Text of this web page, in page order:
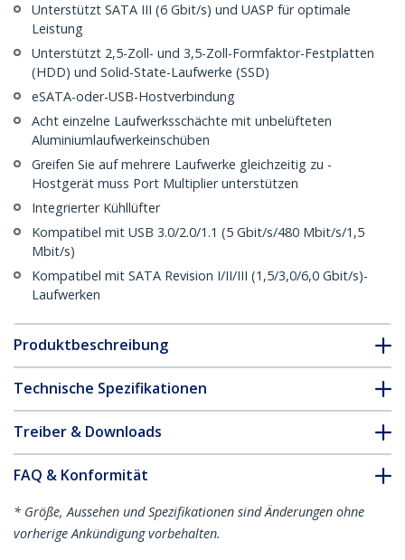
Unterstützt SATA III (6 Gbit/s) und UASP für optimale
Leistung
Unterstützt 2,5-Zoll- und 3,5-Zoll-Formfaktor-Festplatten
(HDD) und Solid-State-Laufwerke (SSD)
eSATA-oder-USB-Hostverbindung
Acht einzelne Laufwerksschächte mit unbelüfteten
Aluminiumlaufwerkeinschüben
Greifen Sie auf mehrere Laufwerke gleichzeitig zu -
Hostgerät muss Port Multiplier unterstützen
Integrierter Kühllüfter
Kompatibel mit USB 3.0/2.0/1.1 (5 Gbit/s/480 Mbit/s/1,5
Mbit/s)
Kompatibel mit SATA Revision I/II/III (1,5/3,0/6,0 Gbit/s)-
Laufwerken
Produktbeschreibung
Technische Spezifikationen
Treiber & Downloads
FAQ & Konformität
* Größe, Aussehen und Spezifikationen sind Änderungen ohne
vorherige Ankündigung vorbehalten.